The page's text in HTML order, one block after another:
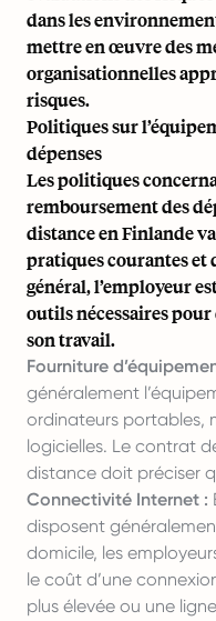
dans les
mettre en œuvre des
organisationnelles
risques.
Politiques sur
dépenses
Les politiques
remboursement des
distance en Finlande
pratiques courantes et
général, l’employeur
outils nécessaires
son travail.
Fourniture
généralement
ordinateurs portables,
logicielles. Le contrat
distance doit préciser
Connectivité Internet :
disposent
domicile, les
le coût d’une
plus élevée ou une